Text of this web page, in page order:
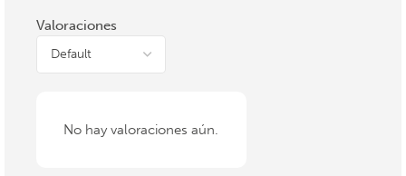
Valoraciones
No hay valoraciones aún.